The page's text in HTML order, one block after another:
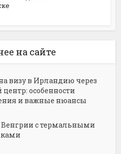
на сайте
визу в Ирландию через
особенности
и важные нюансы
с термальными